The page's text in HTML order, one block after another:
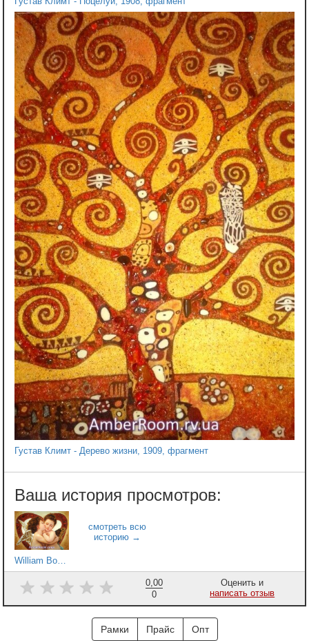
Густав Климт - Дерево жизни, 1909, фрагмент
0,00
0
Оценить и
написать отзыв
Рамки Прайс Опт